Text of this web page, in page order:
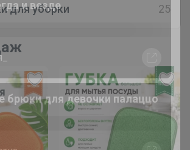
для уборки 25
ваша школьница
в толпе
девочки "Рюши и бант"